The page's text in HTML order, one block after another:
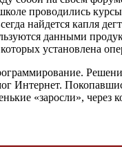
проводились
найдется капля
данными
установлена
Интернет.
«заросли»,